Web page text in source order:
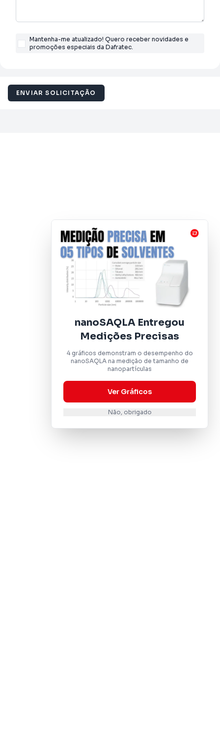
nanoSAQLA Entregou
Medições Precisas
4 gráficos demonstram o desempenho do
nanoSAQLA na medição de tamanho de
nanopartículas
Ver Gráficos
Não, obrigado
Mantenha-me atualizado! Quero receber novidades e
promoções especiais da Dafratec.
ENVIAR SOLICITAÇÃO